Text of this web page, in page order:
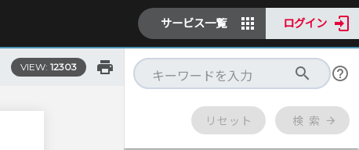
サービス一覧 ログイン
VIEW: 12303
リセット 検 索